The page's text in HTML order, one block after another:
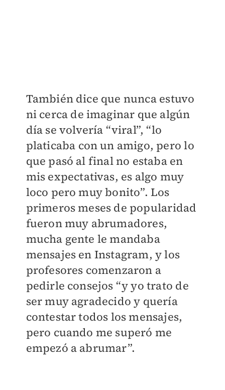
También dice que nunca estuvo
ni cerca de imaginar que algún
día se volvería “viral”, “lo
platicaba con un amigo, pero lo
que pasó al final no estaba en
mis expectativas, es algo muy
loco pero muy bonito”. Los
primeros meses de popularidad
fueron muy abrumadores,
mucha gente le mandaba
mensajes en Instagram, y los
profesores comenzaron a
pedirle consejos “y yo trato de
ser muy agradecido y quería
contestar todos los mensajes,
pero cuando me superó me
empezó a abrumar”.